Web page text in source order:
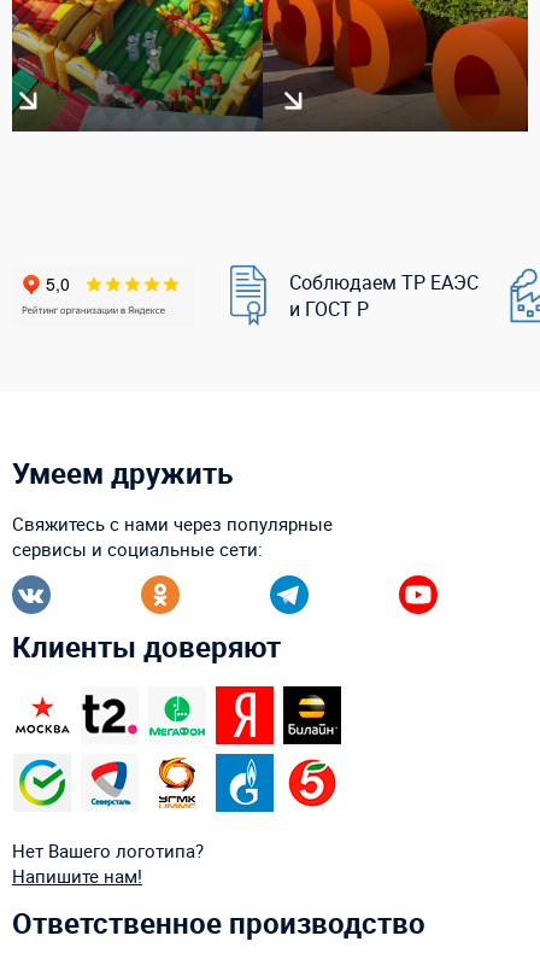
Соблюдаем ТР ЕАЭС
и ГОСТ Р
Умеем дружить
Свяжитесь с нами через популярные
сервисы и социальные сети:
Клиенты доверяют
Нет Вашего логотипа?
Напишите нам!
Ответственное производство